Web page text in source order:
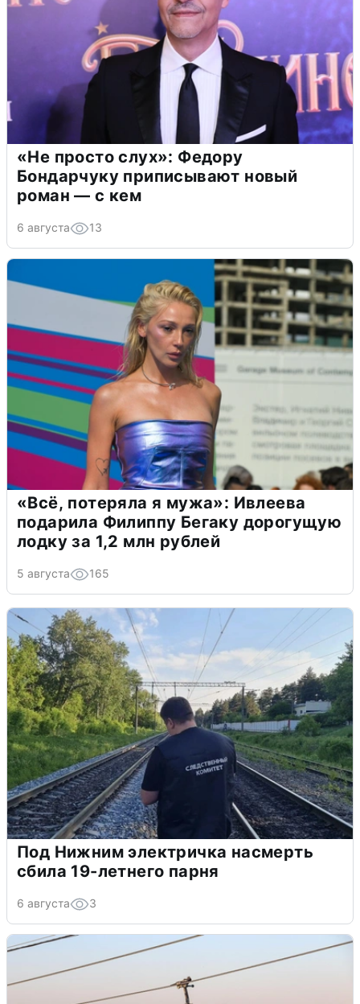
«Не просто слух»: Федору
Бондарчуку приписывают новый
роман — с кем
6 августа 13
«Всё, потеряла я мужа»: Ивлеева
подарила Филиппу Бегаку дорогущую
лодку за 1,2 млн рублей
5 августа 165
Под Нижним электричка насмерть
сбила 19-летнего парня
6 августа 3